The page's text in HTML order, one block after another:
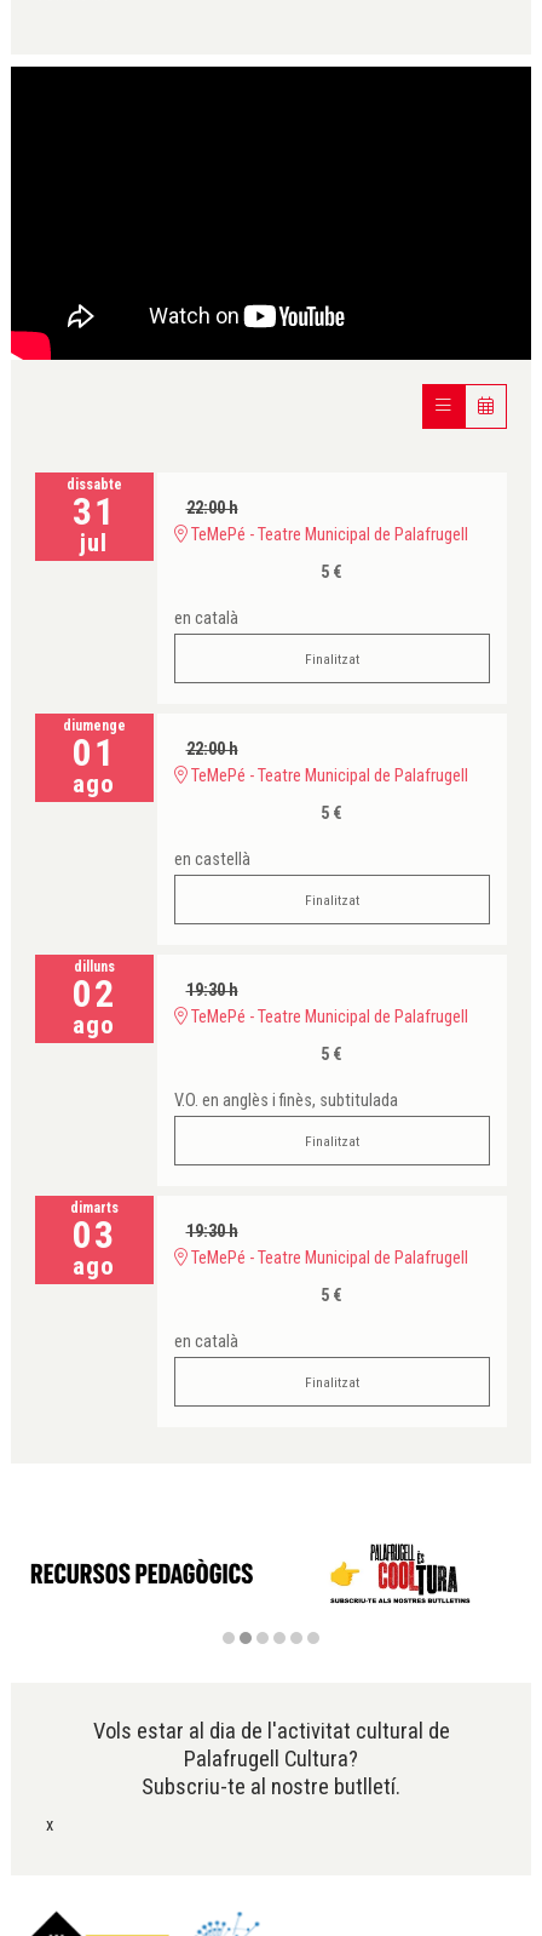
dissabte
31
jul
22:00 h
TeMePé - Teatre Municipal de Palafrugell
5 €
en català
Finalitzat
diumenge
01
ago
22:00 h
TeMePé - Teatre Municipal de Palafrugell
5 €
en castellà
Finalitzat
dilluns
02
ago
19:30 h
TeMePé - Teatre Municipal de Palafrugell
5 €
V.O. en anglès i finès, subtitulada
Finalitzat
dimarts
03
ago
19:30 h
TeMePé - Teatre Municipal de Palafrugell
5 €
en català
Finalitzat
Vols estar al dia de l'activitat cultural de
Palafrugell Cultura?
Subscriu-te al nostre butlletí.
x